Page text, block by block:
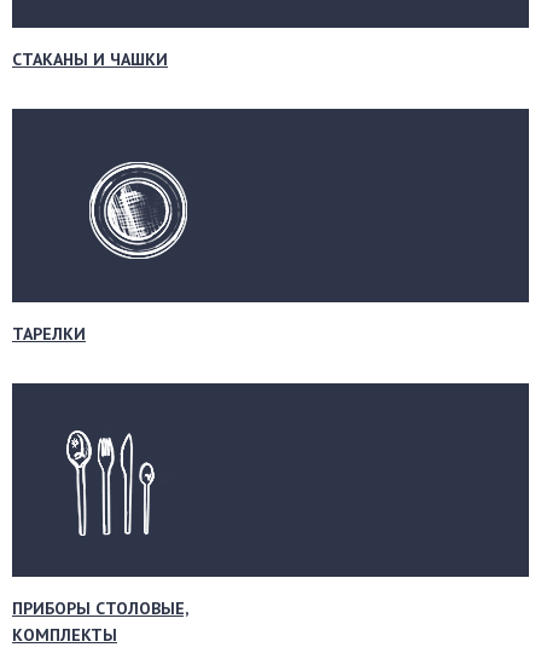
СТАКАНЫ И ЧАШКИ
ТАРЕЛКИ
ПРИБОРЫ СТОЛОВЫЕ,
КОМПЛЕКТЫ